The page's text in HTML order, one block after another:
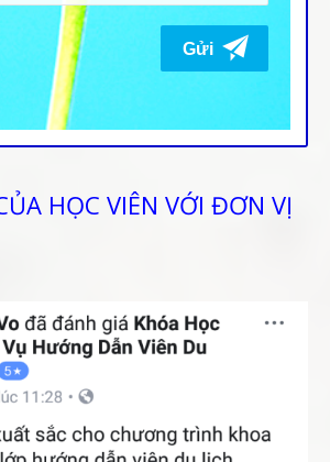
HỌC VIÊN VỚI ĐƠN VỊ